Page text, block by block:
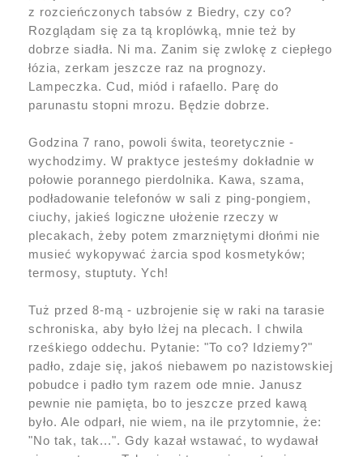
z rozcieńczonych tabsów z Biedry, czy co?
Rozglądam się za tą kroplówką, mnie też by
dobrze siadła. Ni ma. Zanim się zwlokę z ciepłego
łózia, zerkam jeszcze raz na prognozy.
Lampeczka. Cud, miód i rafaello. Parę do
parunastu stopni mrozu. Będzie dobrze.
Godzina 7 rano, powoli świta, teoretycznie -
wychodzimy. W praktyce jesteśmy dokładnie w
połowie porannego pierdolnika. Kawa, szama,
podładowanie telefonów w sali z ping-pongiem,
ciuchy, jakieś logiczne ułożenie rzeczy w
plecakach, żeby potem zmarzniętymi dłońmi nie
musieć wykopywać żarcia spod kosmetyków;
termosy, stuptuty. Ych!
Tuż przed 8-mą - uzbrojenie się w raki na tarasie
schroniska, aby było lżej na plecach. I chwila
rześkiego oddechu. Pytanie: "To co? Idziemy?"
padło, zdaje się, jakoś niebawem po nazistowskiej
pobudce i padło tym razem ode mnie. Janusz
pewnie nie pamięta, bo to jeszcze przed kawą
było. Ale odparł, nie wiem, na ile przytomnie, że:
"No tak, tak...". Gdy kazał wstawać, to wydawał